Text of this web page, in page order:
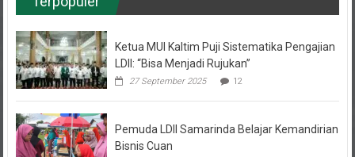
LDII: “Bisa Menjadi Rujukan”
27 September 2025 12
Bisnis Cuan
7 November 2022